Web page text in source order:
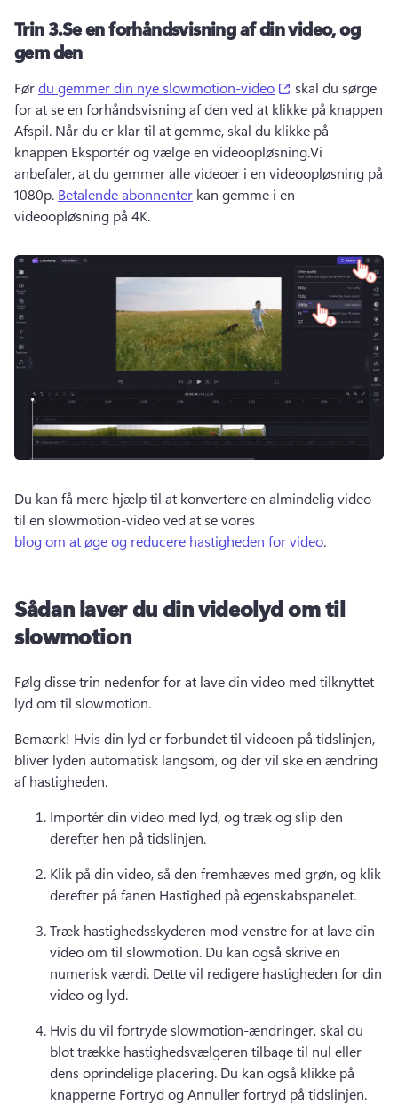
Trin 3.Se en forhåndsvisning af din video, og
gem den
Før du gemmer din nye slowmotion-video (opens in a new
skal du sørge
for at se en forhåndsvisning af den ved at klikke på knappen
Afspil. Når du er klar til at gemme, skal du klikke på
knappen Eksportér og vælge en videoopløsning.Vi
anbefaler, at du gemmer alle videoer i en videoopløsning på
1080p. Betalende abonnenter kan gemme i en
videoopløsning på 4K.
Du kan få mere hjælp til at konvertere en almindelig video
til en slowmotion-video ved at se vores
blog om at øge og reducere hastigheden for video.
Sådan laver du din videolyd om til
slowmotion
Følg disse trin nedenfor for at lave din video med tilknyttet
lyd om til slowmotion.
Bemærk! Hvis din lyd er forbundet til videoen på tidslinjen,
bliver lyden automatisk langsom, og der vil ske en ændring
af hastigheden.
Importér din video med lyd, og træk og slip den
derefter hen på tidslinjen.
Klik på din video, så den fremhæves med grøn, og klik
derefter på fanen Hastighed på egenskabspanelet.
Træk hastighedsskyderen mod venstre for at lave din
video om til slowmotion. Du kan også skrive en
numerisk værdi. Dette vil redigere hastigheden for din
video og lyd.
Hvis du vil fortryde slowmotion-ændringer, skal du
blot trække hastighedsvælgeren tilbage til nul eller
dens oprindelige placering. Du kan også klikke på
knapperne Fortryd og Annuller fortryd på tidslinjen.